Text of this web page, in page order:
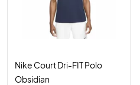
Nike Court Dri-FIT Polo
Obsidian